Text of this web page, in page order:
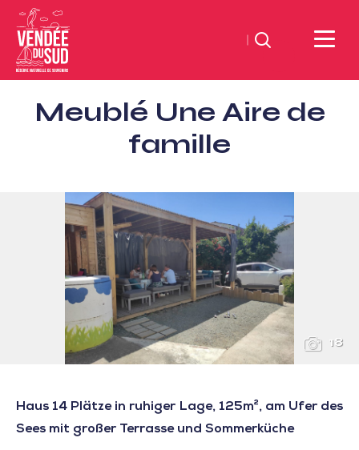
Sud
Vendée
Suchen
Meublé Une Aire de
famille
18
Haus 14 Plätze in ruhiger Lage, 125m², am Ufer des
Sees mit großer Terrasse und Sommerküche